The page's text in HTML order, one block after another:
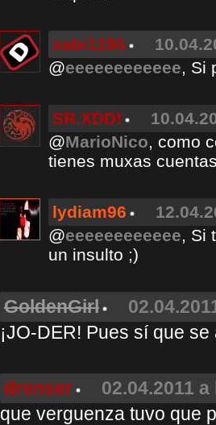
xabi1295
@eeeeeeeeeeee, Si
SR.XDD!
@MarioNico, como
tienes muxas
lydiam96
@eeeeeeeeeeee, Si
un insulto ;)
GoldenGirl
¡JO-DER! Pues sí que
drenser
02.04.2011
que verguenza tuvo que